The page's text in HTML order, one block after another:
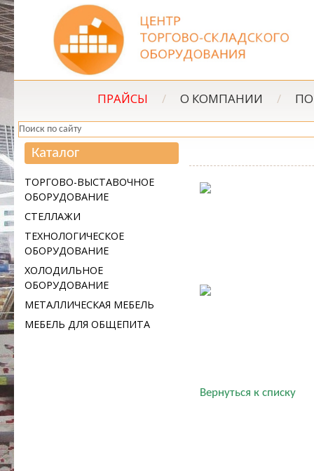
ПРАЙСЫ / О КОМПАНИИ /
Каталог
ТОРГОВО-ВЫСТАВОЧНОЕ
ОБОРУДОВАНИЕ
СТЕЛЛАЖИ
ТЕХНОЛОГИЧЕСКОЕ
ОБОРУДОВАНИЕ
ХОЛОДИЛЬНОЕ
ОБОРУДОВАНИЕ
МЕТАЛЛИЧЕСКАЯ МЕБЕЛЬ
МЕБЕЛЬ ДЛЯ ОБЩЕПИТА
Вернуться к списку